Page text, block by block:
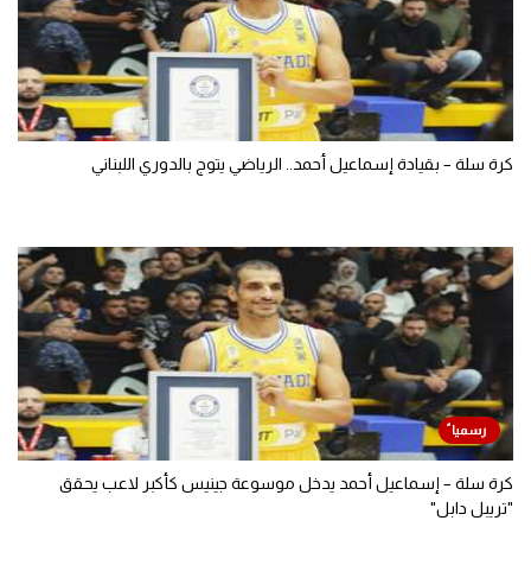
كرة سلة – بقيادة إسماعيل أحمد.. الرياضي يتوج بالدوري اللبناني
كرة سلة – إسماعيل أحمد يدخل موسوعة جينيس كأكبر لاعب يحقق
"تريبل دابل"